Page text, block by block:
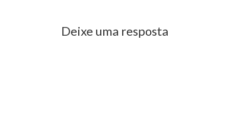
Deixe uma resposta